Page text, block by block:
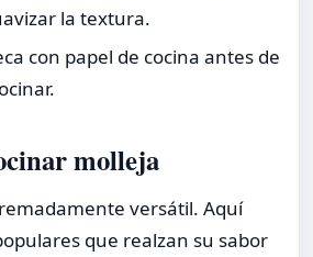
la textura.
con papel de cocina antes de
molleja
versátil. Aquí
que realzan su sabor